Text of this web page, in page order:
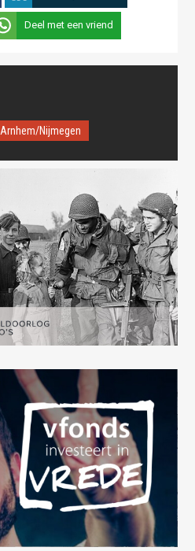
Deel met een vriend
Arnhem/Nijmegen